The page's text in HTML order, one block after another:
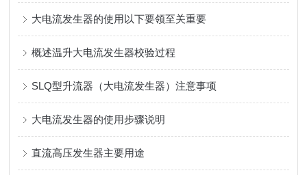
大电流发生器的使用以下要领至关重要
概述温升大电流发生器校验过程
SLQ型升流器（大电流发生器）注意事项
大电流发生器的使用步骤说明
直流高压发生器主要用途